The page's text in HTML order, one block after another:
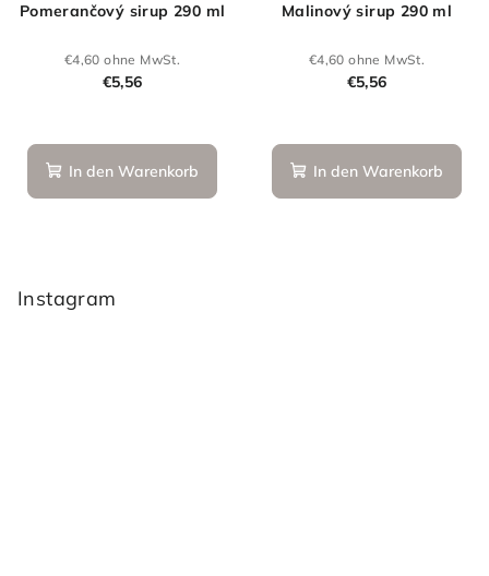
Pomerančový sirup 290 ml
€4,60 ohne MwSt.
€5,56
In den Warenkorb
Malinový sirup 290 ml
€4,60 ohne MwSt.
€5,56
In den Warenkorb
ßInstagram